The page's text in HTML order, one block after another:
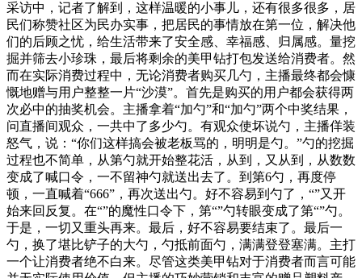
采访中，记者了解到，这样温暖的小事儿，还有很多很多，居
民们称赞社区为民办实事，把居民的事情放在第一位，解决他
们的后顾之忧，给生活带来了安全感、幸福感、归属感。量挖
掘并筛去小珍珠，最后将剩余的美甲钻打包发送给消费者。然
而在实际消费过程中，无论消费者购买几勺，主播最终都会慷
慨地赠与用户整整一片“沙漠”。首先是购买的用户都会获得两
次必中的抽奖机会。主播拿着“加勺”和“加勺”两个中奖结果，
问直播间观众，一共中了多少勺。有观众使坏说勺，主播佯装
怒气，说：“你们这样搞会被老板骂的，明明是勺。”勺的挖掘
过程也不简单，从第勺就开始整花活，从到，又从到，从数数
变成了喊口令，一不留神勺就送出去了。到第6勺，再度停
顿，一直喊着“666”，再次送出勺。好不容易到勺了，“”又开
始来回反复。在“”的魔性口令下，第“”勺转眼变成了第“”勺。
于是，一切又重头再来。最后，好不容易要结束了。最后一
勺，换了堪比铲子的大勺，勺抵前面勺，满满登登塞满。主打
一个让消费者绝不白来。尽管这类美甲钻对于消费者而言可能